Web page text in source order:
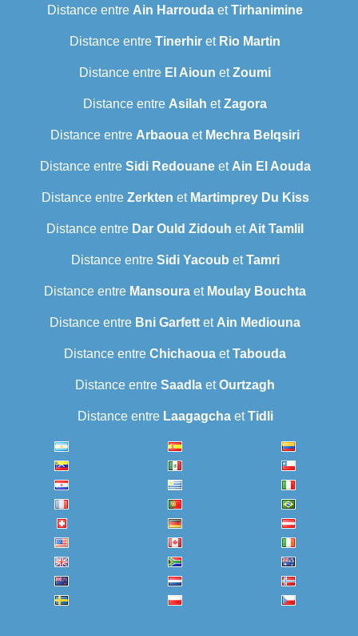
Distance entre Ain Harrouda etTirhanimine
Distance entre Tinerhir et Rio Martin
Distance entre El Aioun etZoumi
Distance entre Asilah etZagora
Distance entre Arbaoua et Mechra Belqsiri
Distance entre Sidi Redouaneet Ain El Aouda
Distance entre Zerkten et Martimprey Du Kiss
Distance entre Dar Ould Zidouh et Ait Tamlil
Distance entre Sidi Yacoub etTamri
Distance entre Mansoura et Moulay Bouchta
Distance entre Bni Garfett et Ain Mediouna
Distance entre Chichaoua etTabouda
Distance entre Saadla etOurtzagh
Distance entre LaagagchaetTidli